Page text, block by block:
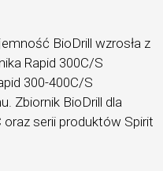
BioDrill wzrosła z
Rapid 300C/S
300-400C/S
Zbiornik BioDrill dla
oraz serii produktów Spirit